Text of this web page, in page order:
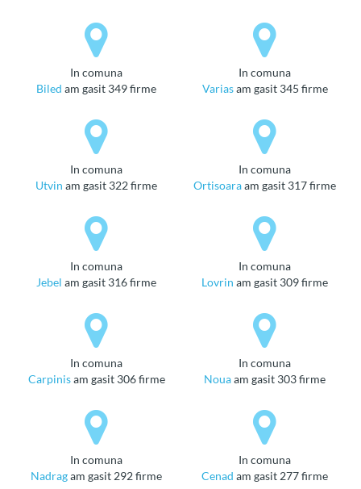
in comuna
Biled am gasit 349 firme
in comuna
Variasam gasit 345 firme
in comuna
Utvin am gasit 322 firme
in comuna
Ortisoaraam gasit 317 firme
in comuna
Jebel am gasit 316 firme
in comuna
Lovrin am gasit 309 firme
in comuna
Carpinisam gasit 306 firme
in comuna
Nouaam gasit 303 firme
in comuna
Nadragam gasit 292 firme
in comuna
Cenad am gasit 277 firme